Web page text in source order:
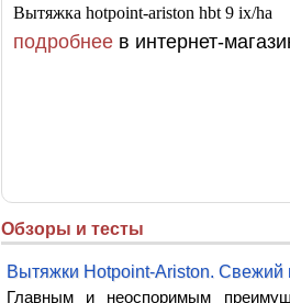
Вытяжка hotpoint-ariston hbt 9 ix/ha
подробнее в интернет-
Обзоры и тесты
Вытяжки Hotpoint-Ariston. Свежий
Главным и неоспоримым